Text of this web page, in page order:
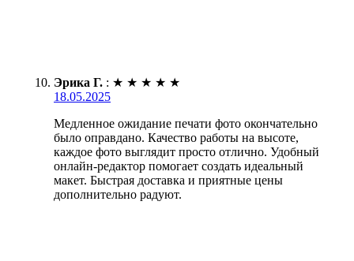
Эрика Г. : ★ ★ ★ ★ ★
18.05.2025
Медленное ожидание печати фото окончательно
было оправдано. Качество работы на высоте,
каждое фото выглядит просто отлично. Удобный
онлайн-редактор помогает создать идеальный
макет. Быстрая доставка и приятные цены
дополнительно радуют.